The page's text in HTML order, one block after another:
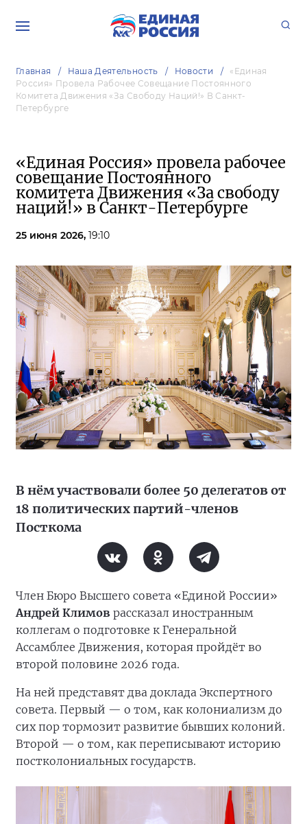
Главная Наша Деятельность Новости
«Единая
Россия» Провела Рабочее Совещание Постоянного
Комитета Движения «За Свободу Наций!» В Санкт-
Петербурге
«Единая Россия» провела рабочее
совещание Постоянного
комитета Движения «За свободу
наций!» в Санкт-Петербурге
25 июня 2026, 19:10
В нём участвовали более 50 делегатов от
18 политических партий-членов
Посткома
Член Бюро Высшего совета «Единой России»
Андрей Климов рассказал иностранным
коллегам о подготовке к Генеральной
Ассамблее Движения, которая пройдёт во
второй половине 2026 года.
На ней представят два доклада Экспертного
совета. Первый — о том, как колониализм до
сих пор тормозит развитие бывших колоний.
Второй — о том, как переписывают историю
постколониальных государств.